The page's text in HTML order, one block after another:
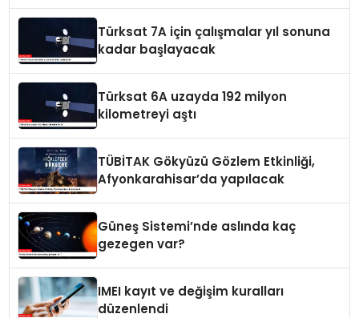
Türksat 7A için çalışmalar yıl sonuna
kadar başlayacak
Türksat 6A uzayda 192 milyon
kilometreyi aştı
TÜBİTAK Gökyüzü Gözlem Etkinliği,
Afyonkarahisar’da yapılacak
Güneş Sistemi’nde aslında kaç
gezegen var?
IMEI kayıt ve değişim kuralları
düzenlendi